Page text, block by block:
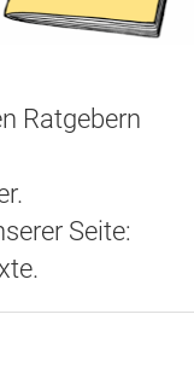
Ratgebern
Seite: